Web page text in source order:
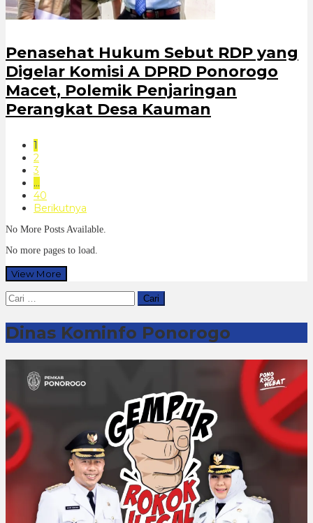
Penasehat Hukum Sebut RDP yang
Digelar Komisi A DPRD Ponorogo
Macet, Polemik Penjaringan
Perangkat Desa Kauman
1
2
3
…
40
Berikutnya
No More Posts Available.
No more pages to load.
View More
Cari
untuk:
Dinas Kominfo Ponorogo